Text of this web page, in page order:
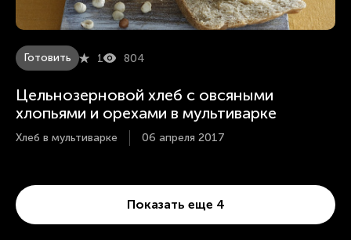
Готовить 1 804
Цельнозерновой хлеб с овсяными
хлопьями и орехами в мультиварке
Хлеб в мультиварке 06 апреля 2017
Показать еще 4